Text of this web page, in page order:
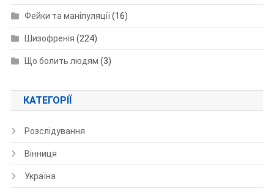
Фейки та маніпуляції(16)
Шизофренія (224)
Що болить людям (3)
КАТЕГОРІЇ
Розслідування
Вінниця
Україна